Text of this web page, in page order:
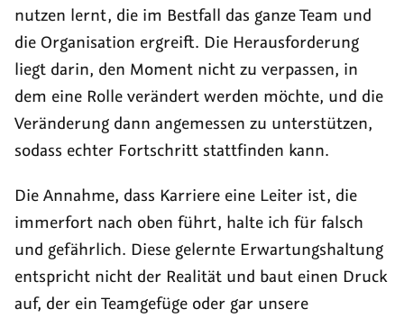
nutzen lernt, die im Bestfall das ganze Team und
die Organisation ergreift. Die Herausforderung
liegt darin, den Moment nicht zu verpassen, in
dem eine Rolle verändert werden möchte, und die
Veränderung dann angemessen zu unterstützen,
sodass echter Fortschritt stattfinden kann.
Die Annahme, dass Karriere eine Leiter ist, die
immerfort nach oben führt, halte ich für falsch
und gefährlich. Diese gelernte Erwartungshaltung
entspricht nicht der Realität und baut einen Druck
auf, der ein Teamgefüge oder gar unsere